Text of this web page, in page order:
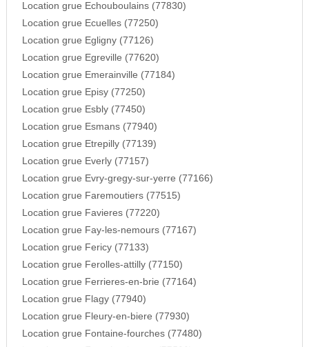
Location grue Echouboulains (77830)
Location grue Ecuelles (77250)
Location grue Egligny (77126)
Location grue Egreville (77620)
Location grue Emerainville (77184)
Location grue Episy (77250)
Location grue Esbly (77450)
Location grue Esmans (77940)
Location grue Etrepilly (77139)
Location grue Everly (77157)
Location grue Evry-gregy-sur-yerre (77166)
Location grue Faremoutiers (77515)
Location grue Favieres (77220)
Location grue Fay-les-nemours (77167)
Location grue Fericy (77133)
Location grue Ferolles-attilly (77150)
Location grue Ferrieres-en-brie (77164)
Location grue Flagy (77940)
Location grue Fleury-en-biere (77930)
Location grue Fontaine-fourches (77480)